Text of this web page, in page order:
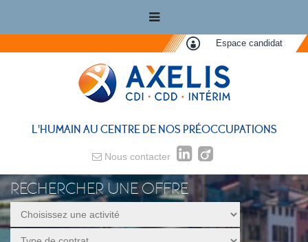
Espace candidat
L'HUMAIN AU CENTRE DE NOS PRÉOCCUPATIONS
Nous contacter
RECHERCHER UNE OFFRE